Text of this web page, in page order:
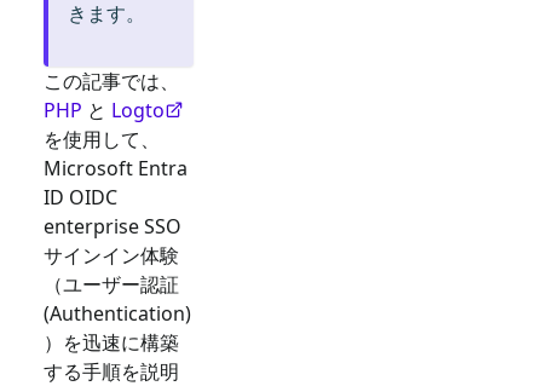
きます。
この記事では、
PHP と Logto
を使用して、
Microsoft Entra
ID OIDC
enterprise SSO
サインイン体験
（ユーザー認証
(Authentication)
）を迅速に構築
する手順を説明